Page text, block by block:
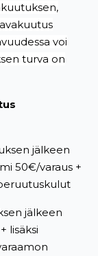
voi
turva on
jälkeen
50€/varaus +
jälkeen
lisäksi